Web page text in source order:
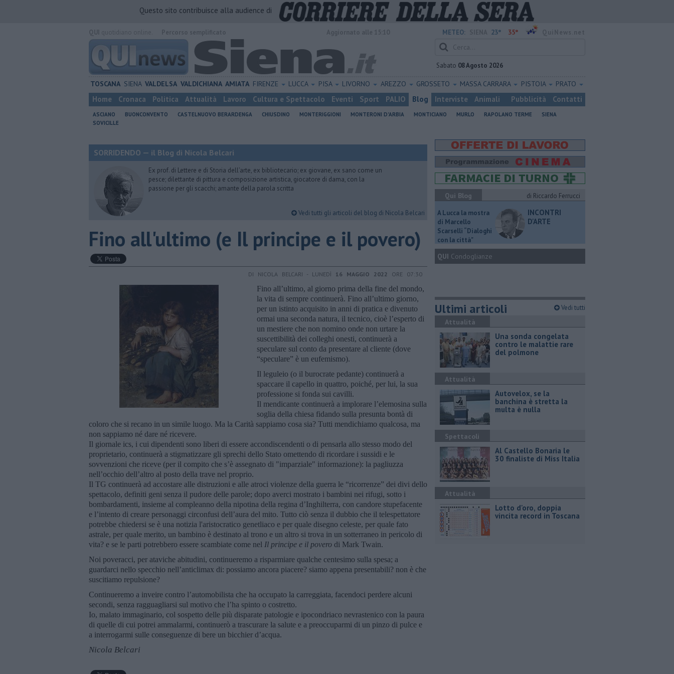
Questo sito contribuisce alla audience di
METEO: 23° 35°
Sabato 08 Agosto 2026
TOSCANA SIENA VALDELSA VALDICHIANA AMIATA FIRENZE LUCCA PISA LIVORNO AREZZO GROSSETO MASSA CARRARA PISTOIA PRATO
Home Cronaca Politica Attualità Lavoro Cultura e Spettacolo Eventi Sport PALIO Blog Interviste Animali Pubblicità Contatti
ASCIANO BUONCONVENTO CASTELNUOVO BERARDENGA CHIUSDINO MONTERIGGIONI MONTERONI D'ARBIA MONTICIANO MURLO RAPOLANO TERME
SIENA
SOVICILLE
SORRIDENDO — il Blog di Nicola Belcari
Ex prof. di Lettere e di Storia dell’arte, ex bibliotecario; ex giovane, ex sano come un
pesce; dilettante di pittura e composizione artistica, giocatore di dama, con la
passione per gli scacchi; amante della parola scritta
Vedi tutti gli articoli del blog di Nicola Belcari
Fino all'ultimo (e Il principe e il povero)
DI NICOLA BELCARI - LUNEDÌ 16 MAGGIO 2022 ORE 07:30
Fino all’ultimo, al giorno prima della fine del mondo,
la vita di sempre continuerà. Fino all’ultimo giorno,
per un istinto acquisito in anni di pratica e divenuto
ormai una seconda natura, il tecnico, cioè l’esperto di
un mestiere che non nomino onde non urtare la
suscettibilità dei colleghi onesti, continuerà a
speculare sul conto da presentare al cliente (dove
“speculare” è un eufemismo).
Il leguleio (o il burocrate pedante) continuerà a
spaccare il capello in quattro, poiché, per lui, la sua
professione si fonda sui cavilli.
Il mendicante continuerà a implorare l’elemosina sulla
soglia della chiesa fidando sulla presunta bontà di
coloro che si recano in un simile luogo. Ma la Carità sappiamo cosa sia? Tutti mendichiamo qualcosa, ma
non sappiamo né dare né ricevere.
Il giornale ics, i cui dipendenti sono liberi di essere accondiscendenti o di pensarla allo stesso modo del
proprietario, continuerà a stigmatizzare gli sprechi dello Stato omettendo di ricordare i sussidi e le
sovvenzioni che riceve (per il compito che s’è assegnato di "imparziale" informazione): la pagliuzza
nell’occhio dell’altro al posto della trave nel proprio.
Il TG continuerà ad accostare alle distruzioni e alle atroci violenze della guerra le “ricorrenze” dei divi dello
spettacolo, definiti geni senza il pudore delle parole; dopo averci mostrato i bambini nei rifugi, sotto i
bombardamenti, insieme al compleanno della nipotina della regina d’Inghilterra, con candore stupefacente
e l’intento di creare personaggi circonfusi dell’aura del mito. Tutto ciò senza il dubbio che il telespettatore
potrebbe chiedersi se è una notizia l'aristocratico genetliaco e per quale disegno celeste, per quale fato
astrale, per quale merito, un bambino è destinato al trono e un altro si trova in un sotterraneo in pericolo di
vita? e se le parti potrebbero essere scambiate come nel Il principe e il povero di Mark Twain.
Noi poveracci, per ataviche abitudini, continueremo a risparmiare qualche centesimo sulla spesa; a
guardarci nello specchio nell’anticlimax di: possiamo ancora piacere? siamo appena presentabili? non è che
suscitiamo repulsione?
Continueremo a inveire contro l’automobilista che ha occupato la carreggiata, facendoci perdere alcuni
secondi, senza ragguagliarsi sul motivo che l’ha spinto o costretto.
Io, malato immaginario, col sospetto delle più disparate patologie e ipocondriaco nevrastenico con la paura
di quelle di cui potrei ammalarmi, continuerò a trascurare la salute e a preoccuparmi di un pinzo di pulce e
a interrogarmi sulle conseguenze di bere un bicchier d’acqua.
Nicola Belcari
Qui Blog
di Riccardo Ferrucci
A Lucca la mostra
di Marcello
Scarselli “Dialoghi
con la città"
INCONTRI
D'ARTE
QUI Condoglianze
Ultimi articoli Vedi tutti
Attualità
Una sonda congelata
contro le malattie rare
del polmone
Attualità
Autovelox, se la
banchina è stretta la
multa è nulla
Spettacoli
Al Castello Bonaria le
30 finaliste di Miss Italia
Attualità
Lotto d'oro, doppia
vincita record in Toscana